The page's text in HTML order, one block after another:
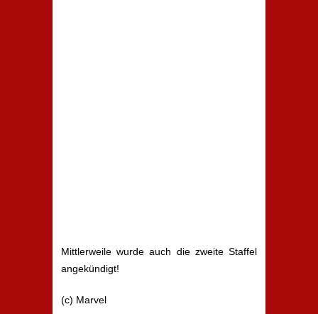
Mittlerweile wurde auch die zweite Staffel
angekündigt!
(c) Marvel